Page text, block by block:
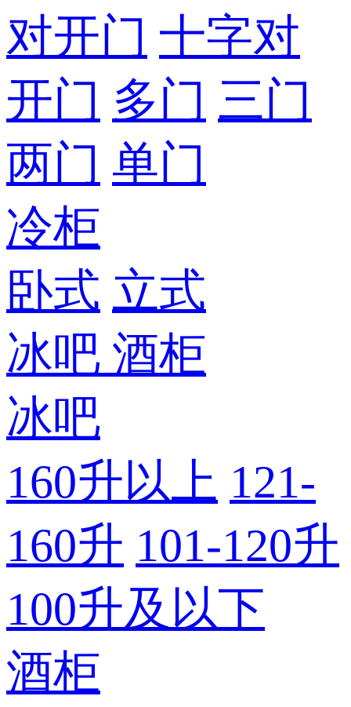
对开门 十字对
开门 多门 三门
两门 单门
冷柜
卧式 立式
冰吧 酒柜
冰吧
160升以上 121-
160升 101-120升
100升及以下
酒柜